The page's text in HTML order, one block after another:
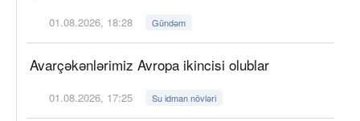
01.08.2026, 18:28 Gündəm
Avarçəkənlərimiz Avropa ikincisi olublar
01.08.2026, 17:25 Su idman növləri